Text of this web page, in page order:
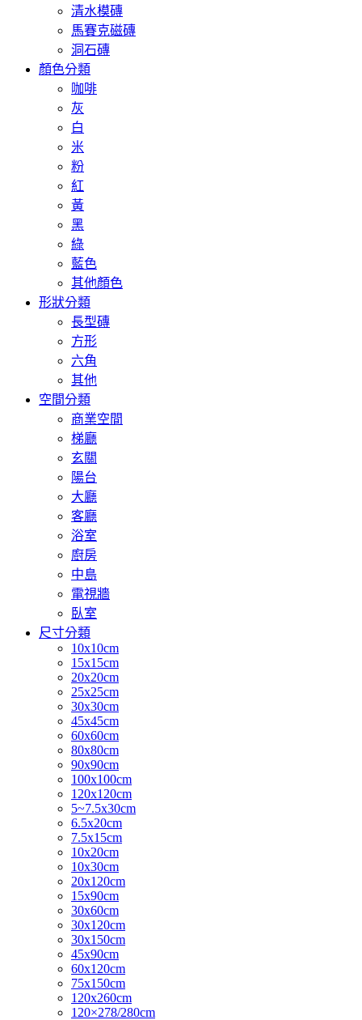
清水模磚
馬賽克磁磚
洞石磚
顏色分類
咖啡
灰
白
米
粉
紅
黃
黑
綠
藍色
其他顏色
形狀分類
長型磚
方形
六角
其他
空間分類
商業空間
梯廳
玄關
陽台
大廳
客廳
浴室
廚房
中島
電視牆
臥室
尺寸分類
10x10cm
15x15cm
20x20cm
25x25cm
30x30cm
45x45cm
60x60cm
80x80cm
90x90cm
100x100cm
120x120cm
5~7.5x30cm
6.5x20cm
7.5x15cm
10x20cm
10x30cm
20x120cm
15x90cm
30x60cm
30x120cm
30x150cm
45x90cm
60x120cm
75x150cm
120x260cm
120×278/280cm